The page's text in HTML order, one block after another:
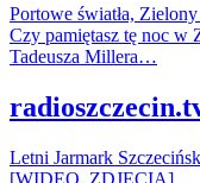
Portowe światła,
Czy pamiętasz tę noc w
Tadeusza Millera…
Letni Jarmark
[WIDEO, ZDJĘCIA]